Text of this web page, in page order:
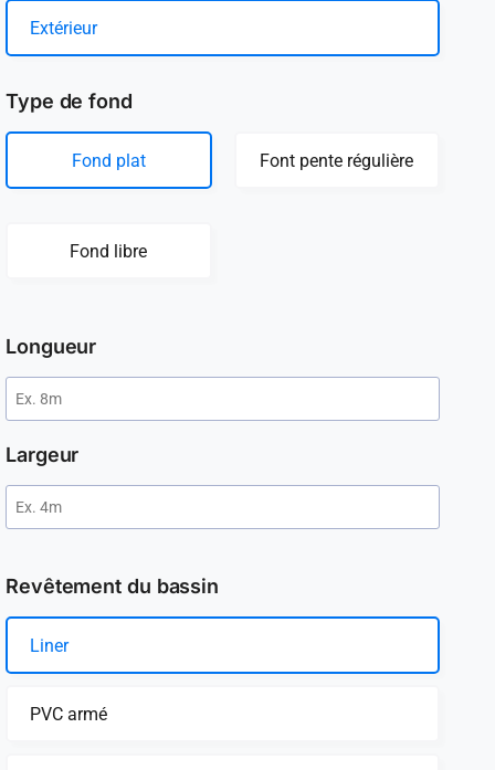
Extérieur
Type de fond
Fond plat Font pente régulière
Fond libre
Longueur
Largeur
Revêtement du bassin
Liner
PVC armé